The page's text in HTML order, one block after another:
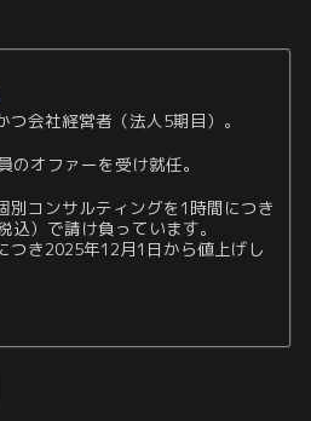
つ会社経営者（法人5期目）。
のオファーを受け就任。
別コンサルティングを1時間につき
込）で請け負っています。
つき2025年12月1日から値上げし